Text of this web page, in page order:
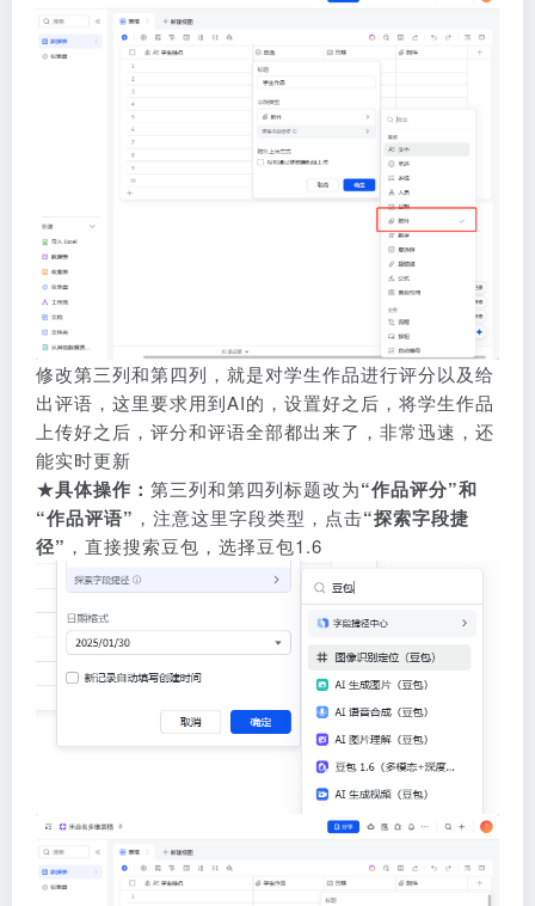
修改第三列和第四列，就是对学生作品进行评分以及给
出评语，这里要求用到AI的，设置好之后，将学生作品
上传好之后，评分和评语全部都出来了，非常迅速，还
能实时更新
★具体操作： 第三列和第四列标题改为“作品评分”和
“作品评语” ，注意这里字段类型，点击“探索字段捷
径” ，直接搜索豆包，选择豆包1.6